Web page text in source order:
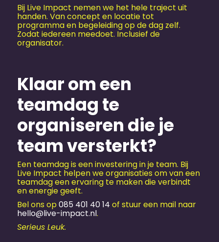
Bij Live Impact nemen we het hele traject uit
handen. Van concept en locatie tot
programma en begeleiding op de dag zelf.
Zodat iedereen meedoet. Inclusief de
organisator.
Klaar om een
teamdag te
organiseren die je
team versterkt?
Een teamdag is een investering in je team. Bij
Live Impact helpen we organisaties om van een
teamdag een ervaring te maken die verbindt
en energie geeft.
Bel ons op 085 401 40 14 of stuur een mail naar
hello@live-impact.nl.
Serieus Leuk.